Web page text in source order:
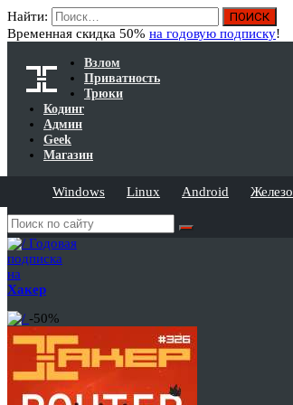
Найти:
Временная скидка 50% на годовую подписку!
Взлом
Приватность
Трюки
Кодинг
Админ
Geek
Магазин
Windows Linux Android Железо
Годовая
подписка
на
Хакер
-50%